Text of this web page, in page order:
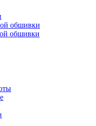
обшивки
обшивки